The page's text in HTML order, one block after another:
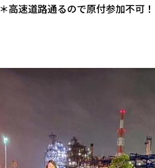
＊高速道路通るので原付参加不可！